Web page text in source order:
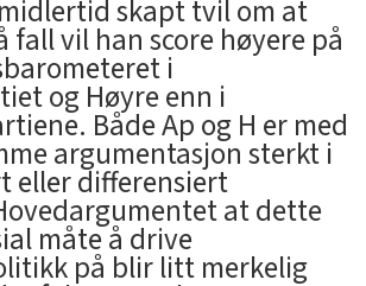
skapt tvil om at
fall vil han score høyere på
i
og Høyre enn i
Både Ap og H er med
argumentasjon sterkt i
eller differensiert
at dette
måte å drive
på blir litt merkelig